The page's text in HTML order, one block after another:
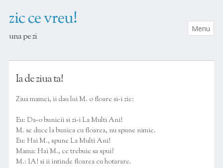
zic ce vreu!
una pe zi
Menu
Ia de ziua ta!
Ziua mamei, ii dau lui M. o floare si-i zic:
Eu: Da-o bunicii si zi-i La Multi Ani!
M. se duce la bunica cu floarea, nu spune nimic.
Eu: Hai M., spune La Multi Ani!
Mama: Hai M., ce trebuie sa spui?
M.: IA! si ii intinde floarea cu hotarare.